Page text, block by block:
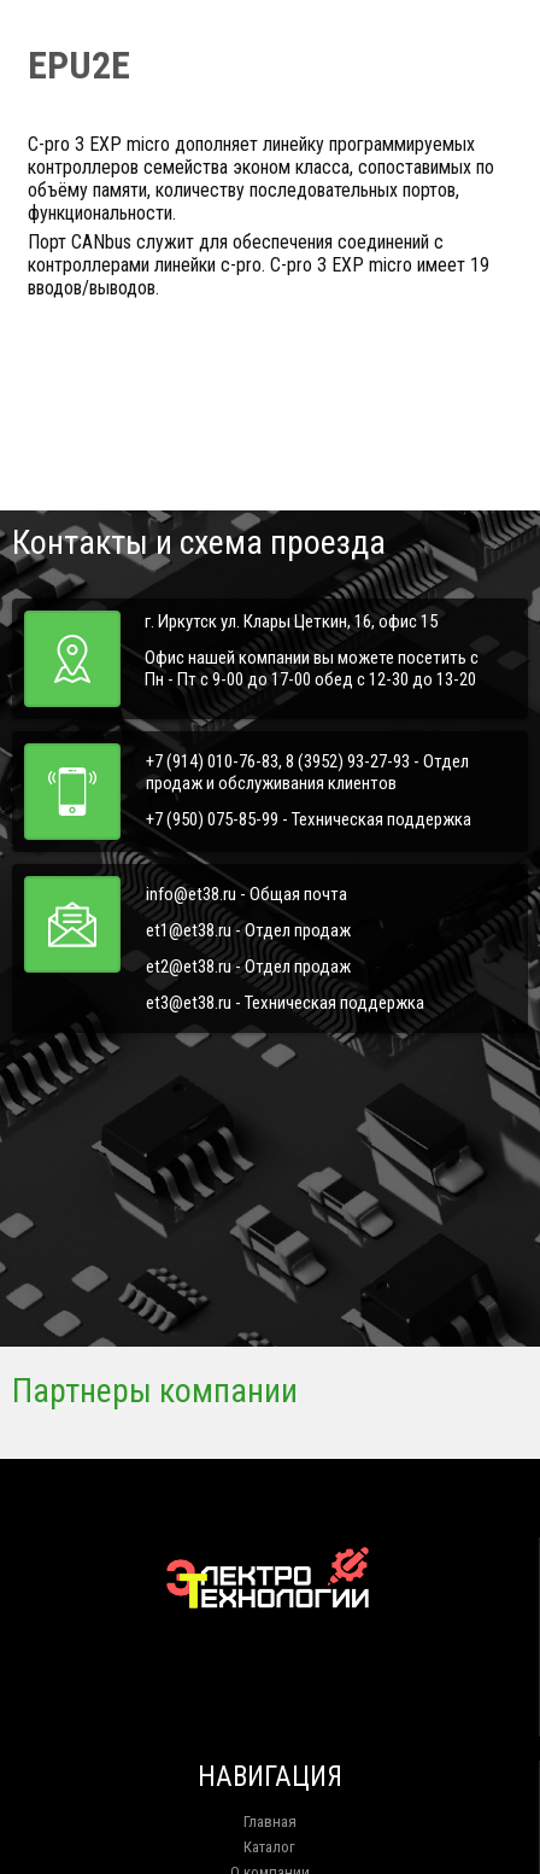
EPU2E
С-pro 3 EXP micro дополняет линейку программируемых
контроллеров семейства эконом класса, сопоставимых по
объёму памяти, количеству последовательных портов,
функциональности.
Порт CANbus служит для обеспечения соединений с
контроллерами линейки c-pro. С-pro 3 EXP micro имеет 19
вводов/выводов.
Контакты и схема проезда
г. Иркутск ул. Клары Цеткин, 16, офис 15
Офис нашей компании вы можете посетить с
Пн - Пт с 9-00 до 17-00 обед с 12-30 до 13-20
+7 (914) 010-76-83, 8 (3952) 93-27-93 - Отдел
продаж и обслуживания клиентов
+7 (950) 075-85-99 - Техническая поддержка
info@et38.ru - Общая почта
et1@et38.ru - Отдел продаж
et2@et38.ru - Отдел продаж
et3@et38.ru - Техническая поддержка
Партнеры компании
НАВИГАЦИЯ
Главная
Каталог